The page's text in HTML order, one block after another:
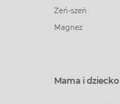
Żeń-szeń
Magnez
Mama i dziecko